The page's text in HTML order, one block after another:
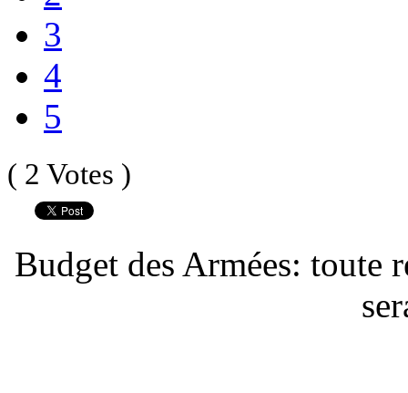
3
4
5
( 2 Votes )
Budget des Armées: toute